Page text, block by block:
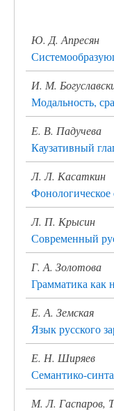
Ю. Д. Апресян
И. М.
Модальность,
Е. В. Падучева
Каузативный
Л. Л. Касаткин
Л. П. Крысин
Современный
Г. А. Золотова
Грамматика как
Е. А. Земская
Язык русского
Е. Н. Ширяев
Семантико-
М. Л. Гаспаров,